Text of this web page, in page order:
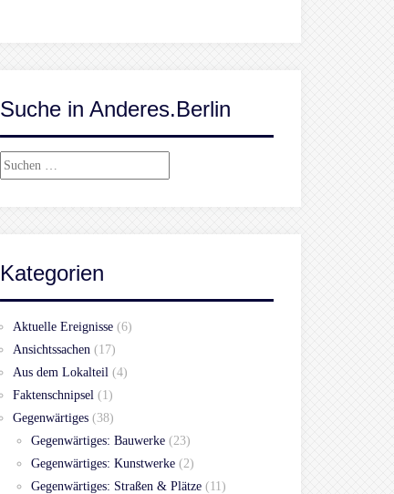
Suche in Anderes.Berlin
Suchen
Kategorien
Aktuelle Ereignisse (6)
Ansichtssachen (17)
Aus dem Lokalteil (4)
Faktenschnipsel (1)
Gegenwärtiges (38)
Gegenwärtiges: Bauwerke (23)
Gegenwärtiges: Kunstwerke (2)
Gegenwärtiges: Straßen & Plätze (11)